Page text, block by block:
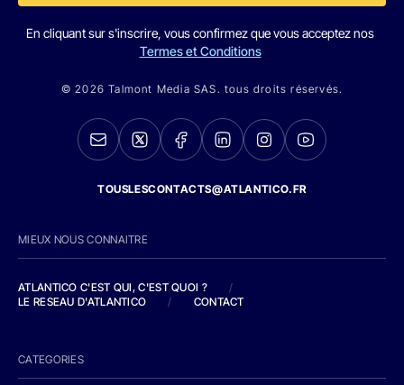
En cliquant sur s'inscrire, vous confirmez que vous acceptez nos
Termes et Conditions
© 2026 Talmont Media SAS. tous droits réservés.
TOUSLESCONTACTS@ATLANTICO.FR
MIEUX NOUS CONNAITRE
ATLANTICO C'EST QUI, C'EST QUOI ?
/
LE RESEAU D'ATLANTICO
/ CONTACT
CATEGORIES